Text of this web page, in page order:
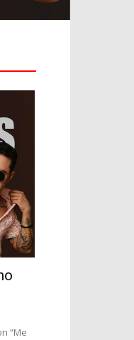
“Me